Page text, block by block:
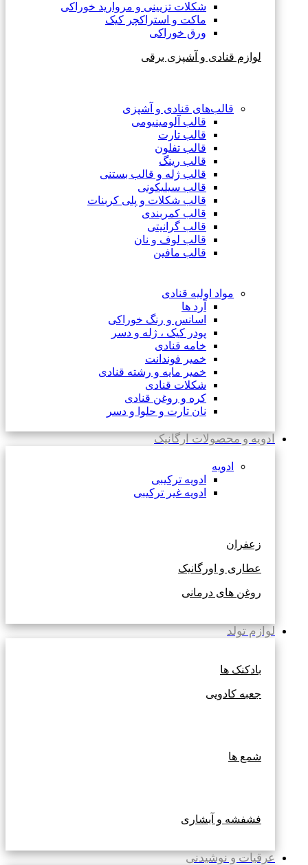
شکلات تزیینی و مروارید خوراکی
ماکت و استراکچر کیک
ورق خوراکی
لوازم قنادی و آشپزی برقی
قالب‌های قنادی و آشپزی
قالب آلومینیومی
قالب تارت
قالب تفلون
قالب رینگ
قالب ژله و قالب بستنی
قالب سیلیکونی
قالب شکلات و پلی کربنات
قالب کمربندی
قالب گرانیتی
قالب لوف و نان
قالب مافین
مواد اولیه قنادی
آرد ها
اسانس و رنگ خوراکی
پودر کیک ، ژله و دسر
خامه قنادی
خمیر فوندانت
خمیر مایه و رشته قنادی
شکلات قنادی
کره و روغن قنادی
نان تارت و حلوا و دسر
ادویه و محصولات ارگانیک
ادویه
ادویه ترکیبی
ادویه غیر ترکیبی
زعفران
عطاری و اورگانیک
روغن های درمانی
لوازم تولد
بادکنک ها
جعبه کادویی
شمع ها
فشفشه و آبشاری
عرقیات و نوشیدنی